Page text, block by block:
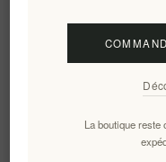
S'abonner Se
La boutique